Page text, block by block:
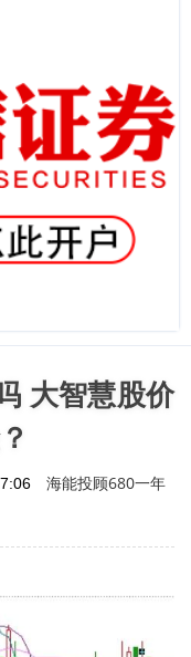
大智慧股价
海能投顾680一年